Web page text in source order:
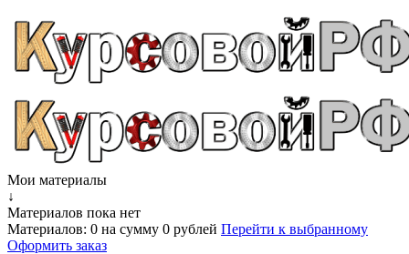
Мои материалы
↓
Материалов пока нет
Материалов: 0 на сумму 0 рублей Перейти к выбранному
Оформить заказ